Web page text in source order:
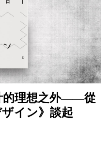
的理想之外——從
ザイン》談起